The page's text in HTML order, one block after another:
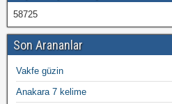
58725
Son Arananlar
Vakfe güzin
Anakara 7 kelime